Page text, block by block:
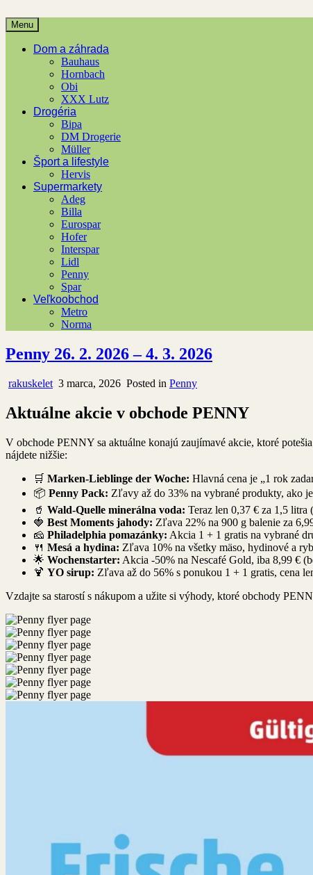
Menu
Dom a záhrada
Bauhaus
Hornbach
Obi
XXX Lutz
Drogéria
Bipa
DM Drogerie
Müller
Šport a lifestyle
Hervis
Supermarkety
Adeg
Billa
Eurospar
Hofer
Interspar
Lidl
Penny
Spar
Veľkoobchod
Metro
Norma
Penny 26. 2. 2026 – 4. 3. 2026
rakuskelet 3 marca, 2026 Posted in Penny
Aktuálne akcie v obchode PENNY
V obchode PENNY sa aktuálne konajú zaujímavé akcie, ktoré
nájdete nižšie:
🛒 Marken-Lieblinge der Woche: Hlavná cena je „1 rok
📦 Penny Pack: Zľavy až do 33% na vybrané produkty, ako
🥤 Wald-Quelle minerálna voda: Teraz len 0,37 € za 1,5 litra
🍓 Best Moments jahody: Zľava 22% na 900 g balenie za
🧀 Philadelphia pomazánky: Akcia 1 + 1 gratis na vybrané
🍴 Mesá a hydina: Zľava 10% na všetky mäso, hydinové a
🌟 Wochenstarter: Akcia -50% na Nescafé Gold, iba 8,99 €
🍹 YO sirup: Zľava až do 56% s ponukou 1 + 1 gratis, cena
Vzdajte sa starostí s nákupom a užite si výhody, ktoré obchody